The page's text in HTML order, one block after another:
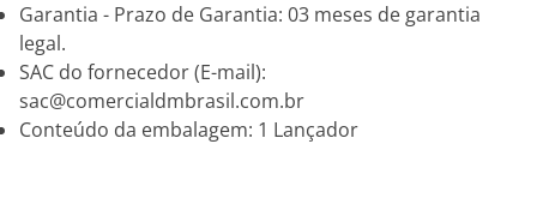
Garantia - Prazo de Garantia: 03 meses de garantia
legal.
SAC do fornecedor (E-mail):
sac@comercialdmbrasil.com.br
Conteúdo da embalagem: 1 Lançador